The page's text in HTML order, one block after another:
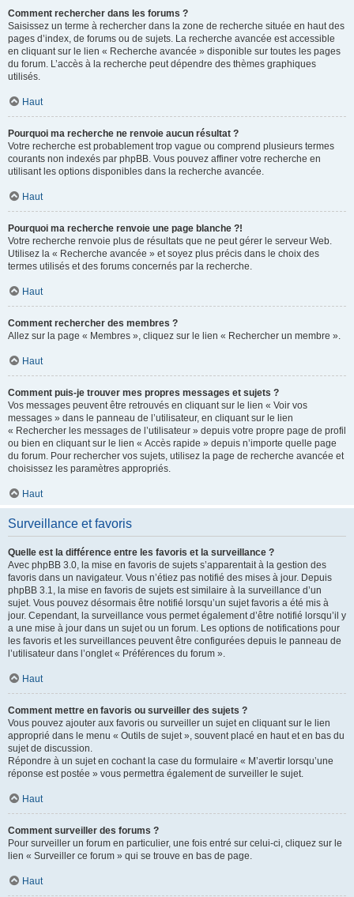
Comment rechercher dans les forums ?
Saisissez un terme à rechercher dans la zone de recherche située en haut des
pages d’index, de forums ou de sujets. La recherche avancée est accessible
en cliquant sur le lien « Recherche avancée » disponible sur toutes les pages
du forum. L’accès à la recherche peut dépendre des thèmes graphiques
utilisés.
Haut
Pourquoi ma recherche ne renvoie aucun résultat ?
Votre recherche est probablement trop vague ou comprend plusieurs termes
courants non indexés par phpBB. Vous pouvez affiner votre recherche en
utilisant les options disponibles dans la recherche avancée.
Haut
Pourquoi ma recherche renvoie une page blanche ?!
Votre recherche renvoie plus de résultats que ne peut gérer le serveur Web.
Utilisez la « Recherche avancée » et soyez plus précis dans le choix des
termes utilisés et des forums concernés par la recherche.
Haut
Comment rechercher des membres ?
Allez sur la page « Membres », cliquez sur le lien « Rechercher un membre ».
Haut
Comment puis-je trouver mes propres messages et sujets ?
Vos messages peuvent être retrouvés en cliquant sur le lien « Voir vos
messages » dans le panneau de l’utilisateur, en cliquant sur le lien
« Rechercher les messages de l’utilisateur » depuis votre propre page de profil
ou bien en cliquant sur le lien « Accès rapide » depuis n’importe quelle page
du forum. Pour rechercher vos sujets, utilisez la page de recherche avancée et
choisissez les paramètres appropriés.
Haut
Surveillance et favoris
Quelle est la différence entre les favoris et la surveillance ?
Avec phpBB 3.0, la mise en favoris de sujets s’apparentait à la gestion des
favoris dans un navigateur. Vous n’étiez pas notifié des mises à jour. Depuis
phpBB 3.1, la mise en favoris de sujets est similaire à la surveillance d’un
sujet. Vous pouvez désormais être notifié lorsqu’un sujet favoris a été mis à
jour. Cependant, la surveillance vous permet également d’être notifié lorsqu’il y
a une mise à jour dans un sujet ou un forum. Les options de notifications pour
les favoris et les surveillances peuvent être configurées depuis le panneau de
l’utilisateur dans l’onglet « Préférences du forum ».
Haut
Comment mettre en favoris ou surveiller des sujets ?
Vous pouvez ajouter aux favoris ou surveiller un sujet en cliquant sur le lien
approprié dans le menu « Outils de sujet », souvent placé en haut et en bas du
sujet de discussion.
Répondre à un sujet en cochant la case du formulaire « M’avertir lorsqu’une
réponse est postée » vous permettra également de surveiller le sujet.
Haut
Comment surveiller des forums ?
Pour surveiller un forum en particulier, une fois entré sur celui-ci, cliquez sur le
lien « Surveiller ce forum » qui se trouve en bas de page.
Haut